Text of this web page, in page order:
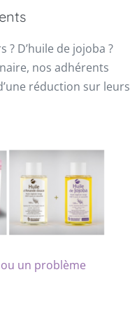
? D’huile de jojoba ?
nos adhérents
réduction sur leurs
un problème